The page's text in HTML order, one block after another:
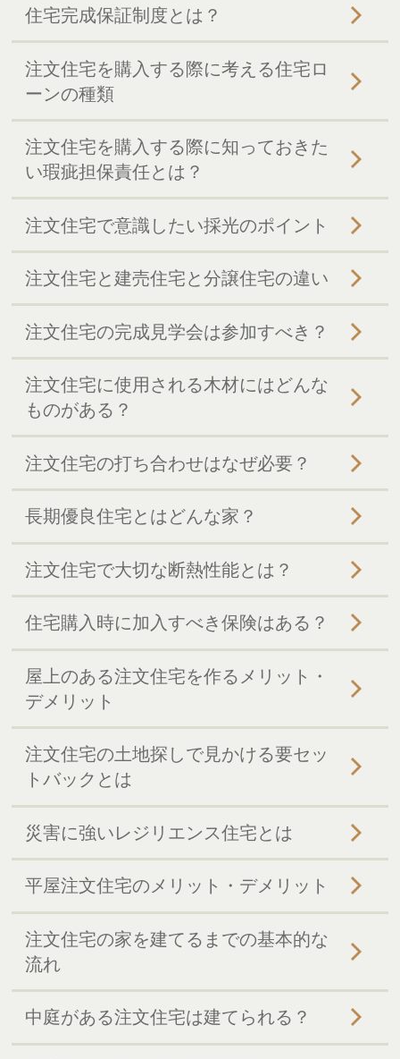
住宅完成保証制度とは？
注文住宅を購入する際に考える住宅ロ
ーンの種類
注文住宅を購入する際に知っておきた
い瑕疵担保責任とは？
注文住宅で意識したい採光のポイント
注文住宅と建売住宅と分譲住宅の違い
注文住宅の完成見学会は参加すべき？
注文住宅に使用される木材にはどんな
ものがある？
注文住宅の打ち合わせはなぜ必要？
長期優良住宅とはどんな家？
注文住宅で大切な断熱性能とは？
住宅購入時に加入すべき保険はある？
屋上のある注文住宅を作るメリット・
デメリット
注文住宅の土地探しで見かける要セッ
トバックとは
災害に強いレジリエンス住宅とは
平屋注文住宅のメリット・デメリット
注文住宅の家を建てるまでの基本的な
流れ
中庭がある注文住宅は建てられる？